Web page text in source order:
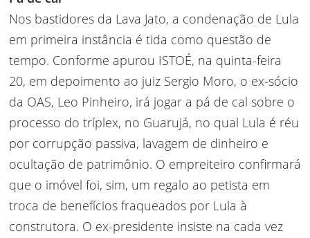
Nos bastidores da Lava Jato, a condenação de Lula
em primeira instância é tida como questão de
tempo. Conforme apurou ISTOÉ, na quinta-feira
20, em depoimento ao juiz Sergio Moro, o ex-sócio
da OAS, Leo Pinheiro, irá jogar a pá de cal sobre o
processo do tríplex, no Guarujá, no qual Lula é réu
por corrupção passiva, lavagem de dinheiro e
ocultação de patrimônio. O empreiteiro confirmará
que o imóvel foi, sim, um regalo ao petista em
troca de benefícios fraqueados por Lula à
construtora. O ex-presidente insiste na cada vez